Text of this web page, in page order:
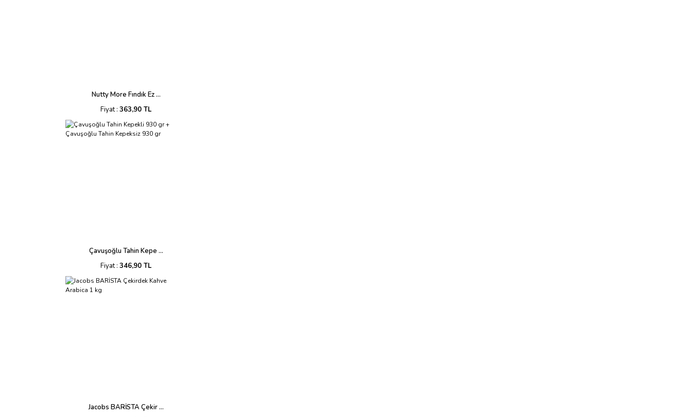
Nutty More Fındık Ez ...
Fiyat : 363,90 TL
Çavuşoğlu Tahin Kepe ...
Fiyat : 346,90 TL
Jacobs BARİSTA Çekir ...